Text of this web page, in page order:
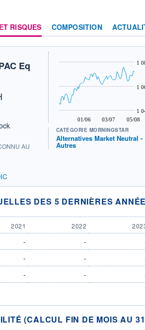
RISQUES COMPOSITION
Eq
AU
01/06 03/07 05/08
1
1
1
CATÉGORIE MORNINGSTAR
Alternatives Market Neutral -
Autres
DES 5 DERNIÈRES
2021 2022
- -
- -
- -
(CALCUL FIN DE MOIS AU